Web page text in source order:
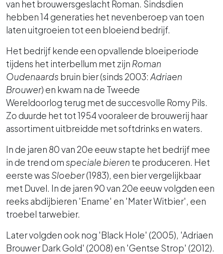
van het brouwersgeslacht Roman. Sindsdien
hebben 14 generaties het nevenberoep van toen
laten uitgroeien tot een bloeiend bedrijf.
Het bedrijf kende een opvallende bloeiperiode
tijdens het interbellum met zijn Roman
Oudenaards bruin bier (sinds 2003: Adriaen
Brouwer) en kwam na de Tweede
Wereldoorlog terug met de succesvolle Romy Pils.
Zo duurde het tot 1954 vooraleer de brouwerij haar
assortiment uitbreidde met softdrinks en waters.
In de jaren 80 van 20e eeuw stapte het bedrijf mee
in de trend omspeciale bieren te produceren. Het
eerste was Sloeber(1983), een bier vergelijkbaar
met Duvel. In de jaren 90 van 20e eeuw volgden een
reeks abdijbieren 'Ename' en 'Mater Witbier', een
troebel tarwebier.
Later volgden ook nog 'Black Hole' (2005), 'Adriaen
Brouwer Dark Gold' (2008) en 'Gentse Strop' (2012).